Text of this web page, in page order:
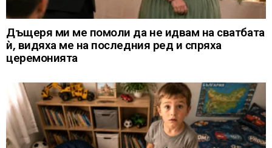
Дъщеря ми ме помоли да не идвам на сватбата
ѝ, видяха ме на последния ред и спряха
церемонията